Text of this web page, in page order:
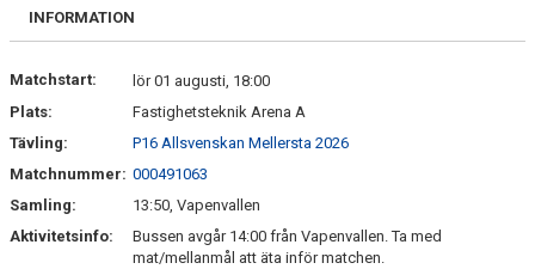
INFORMATION
Matchstart:
lör 01 augusti, 18:00
Plats:
Fastighetsteknik Arena A
Tävling:
P16 Allsvenskan Mellersta 2026
Matchnummer: 000491063
Samling:
13:50, Vapenvallen
Aktivitetsinfo:
Bussen avgår 14:00 från Vapenvallen. Ta med
mat/mellanmål att äta inför matchen.